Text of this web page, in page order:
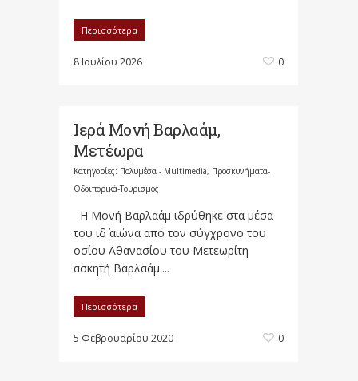
Περισσότερα
8 Ιουλίου 2026 0
Ιερά Μονή Βαρλαάμ,
Μετέωρα
Κατηγορίες: Πολυμέσα - Multimedia, Προσκυνήματα-
Οδοιπορικά-Τουρισμός
Η Μονή Βαρλαάμ ιδρύθηκε στα μέσα
του ιδ΄ αιώνα από τον σύγχρονο του
οσίου Αθανασίου του Μετεωρίτη
ασκητή Βαρλαάμ....
Περισσότερα
5 Φεβρουαρίου 2020 0